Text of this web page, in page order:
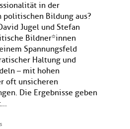
in der
politischen Bildung aus?
Jugel und Stefan
Bildner*innen
Spannungsfeld
Haltung und
– mit hohen
oft unsicheren
Die Ergebnisse geben